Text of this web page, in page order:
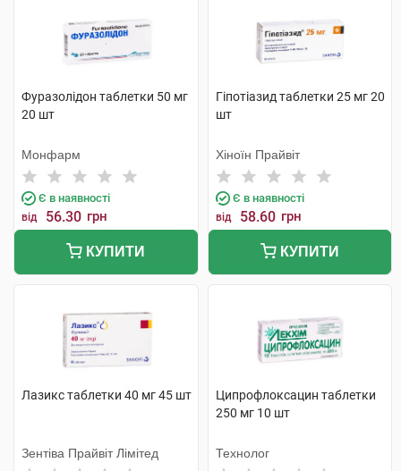
Фуразолідон таблетки 50 мг
20 шт
Монфарм
Є в наявності
від 56.30 грн
КУПИТИ
Гіпотіазид таблетки 25 мг 20
шт
Хіноїн Прайвіт
Є в наявності
від 58.60 грн
КУПИТИ
Лазикс таблетки 40 мг 45 шт
Зентіва Прайвіт Лімітед
Ципрофлоксацин таблетки
250 мг 10 шт
Технолог